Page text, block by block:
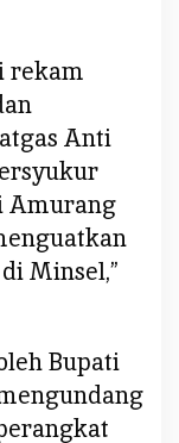
rekam
Anti
Amurang
Minsel,”
Bupati